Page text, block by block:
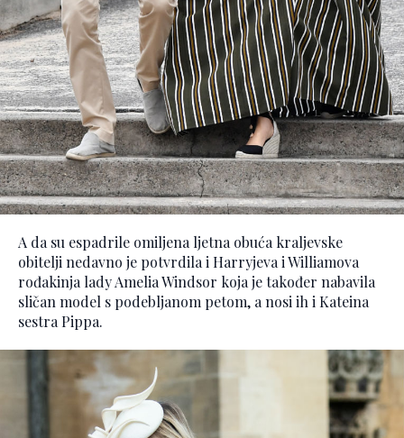
A da su espadrile omiljena ljetna obuća kraljevske
obitelji nedavno je potvrdila i Harryjeva i Williamova
rođakinja lady Amelia Windsor koja je također nabavila
sličan model s podebljanom petom, a nosi ih i Kateina
sestra Pippa.